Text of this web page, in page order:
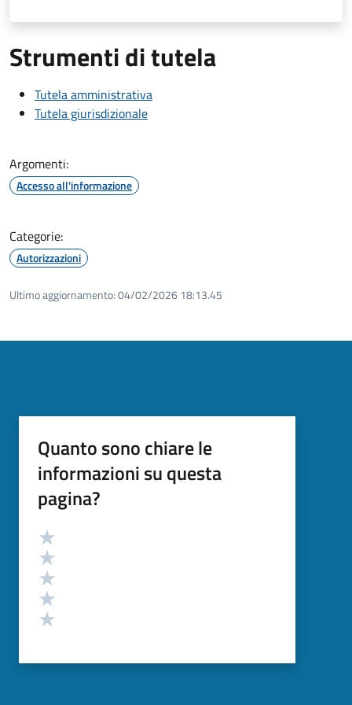
Strumenti di tutela
Tutela amministrativa
Tutela giurisdizionale
Argomenti:
Accesso all'informazione
Categorie:
Autorizzazioni
Ultimo aggiornamento:04/02/2026 18:13.45
Quanto sono chiare le
informazioni su questa
pagina?
Valutazione